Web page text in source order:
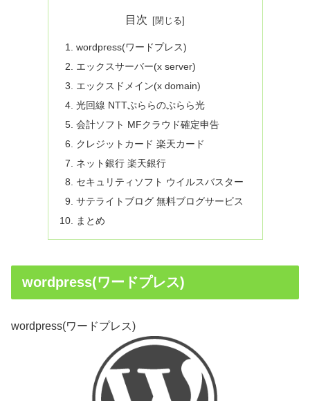
目次
wordpress(ワードプレス)
エックスサーバー(x server)
エックスドメイン(x domain)
光回線 NTTぷららのぷらら光
会計ソフト MFクラウド確定申告
クレジットカード 楽天カード
ネット銀行 楽天銀行
セキュリティソフト ウイルスバスター
サテライトブログ 無料ブログサービス
まとめ
wordpress(ワードプレス)
wordpress(ワードプレス)